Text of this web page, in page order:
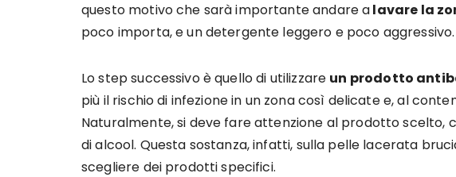
questo motivo che sarà importante andare alavare la
poco importa, e un detergente leggero e poco aggressivo.
Lo step successivo è quello di utilizzare un prodotto
più il rischio di infezione in un zona così delicate e, al
Naturalmente, si deve fare attenzione al prodotto scelto,
di alcool. Questa sostanza, infatti, sulla pelle lacerata
scegliere dei prodotti specifici.